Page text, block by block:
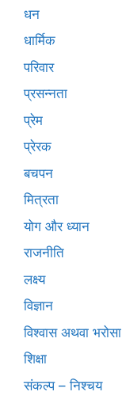
धन
धार्मिक
परिवार
प्रसन्नता
प्रेम
प्रेरक
बचपन
मित्रता
योग और ध्यान
राजनीति
लक्ष्य
विज्ञान
विश्वास अथवा भरोसा
शिक्षा
संकल्प – निश्चय